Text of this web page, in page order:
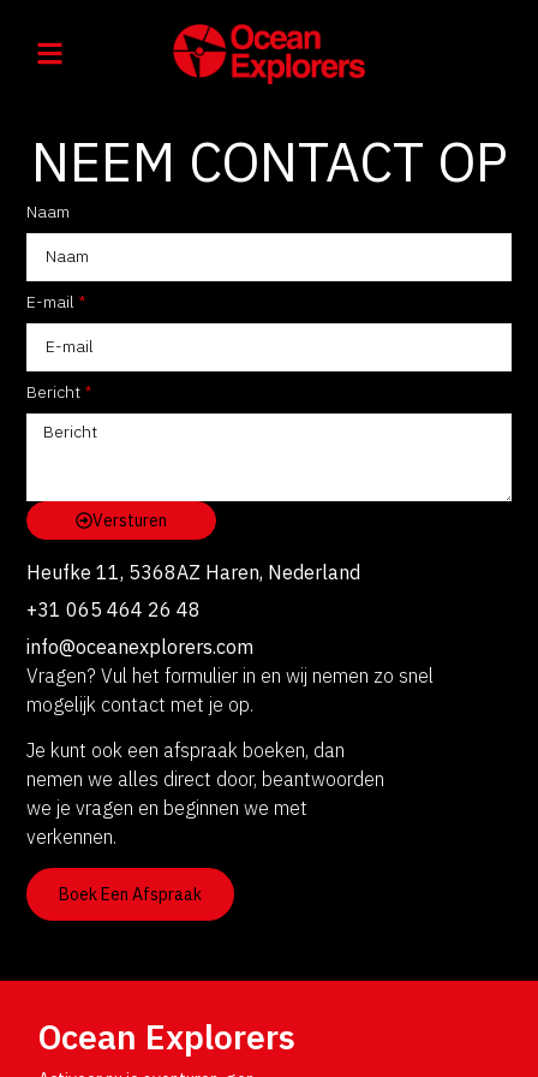
NEEM CONTACT OP
Naam
E-mail
Bericht
Versturen
Heufke 11, 5368AZ Haren, Nederland
+31 065 464 26 48
info@oceanexplorers.com
Vragen? Vul het formulier in en wij nemen zo snel
mogelijk contact met je op.
Je kunt ook een afspraak boeken, dan
nemen we alles direct door, beantwoorden
we je vragen en beginnen we met
verkennen.
Boek Een Afspraak
Ocean Explorers